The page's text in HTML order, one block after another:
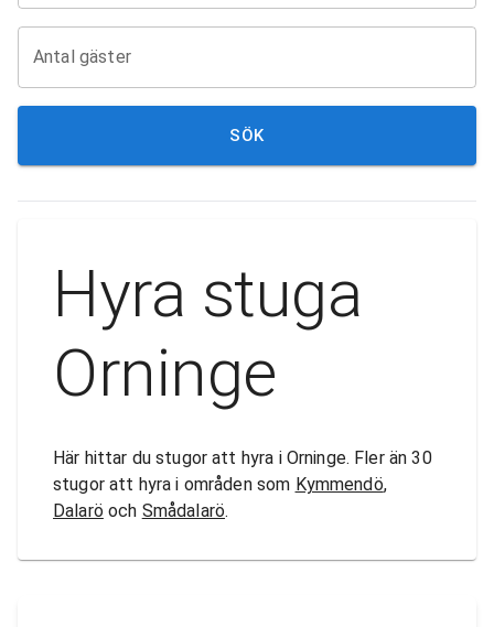
Antal gäster
SÖK
Hyra stuga
Orninge
Här hittar du stugor att hyra i Orninge. Fler än 30
stugor att hyra i områden som Kymmendö,
Dalarö och Smådalarö.